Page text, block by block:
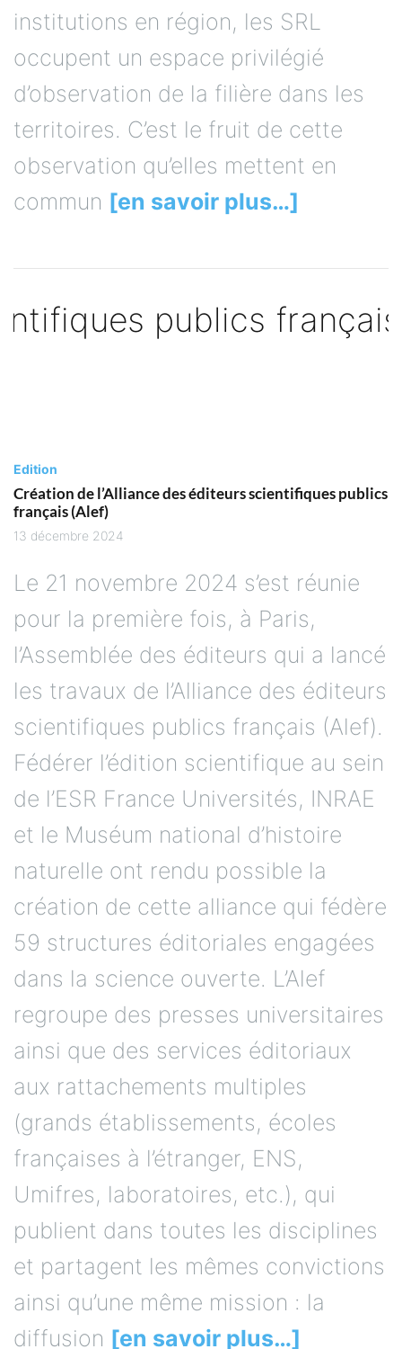
institutions en région, les SRL
occupent un espace privilégié
d’observation de la filière dans les
territoires. C’est le fruit de cette
observation qu’elles mettent en
commun [en savoir plus…]
Edition
Création de l’Alliance des éditeurs scientifiques publics
français (Alef)
13 décembre 2024
Le 21 novembre 2024 s’est réunie
pour la première fois, à Paris,
l’Assemblée des éditeurs qui a lancé
les travaux de l’Alliance des éditeurs
scientifiques publics français (Alef).
Fédérer l’édition scientifique au sein
de l’ESR France Universités, INRAE
et le Muséum national d’histoire
naturelle ont rendu possible la
création de cette alliance qui fédère
59 structures éditoriales engagées
dans la science ouverte. L’Alef
regroupe des presses universitaires
ainsi que des services éditoriaux
aux rattachements multiples
(grands établissements, écoles
françaises à l’étranger, ENS,
Umifres, laboratoires, etc.), qui
publient dans toutes les disciplines
et partagent les mêmes convictions
ainsi qu’une même mission : la
diffusion [en savoir plus…]